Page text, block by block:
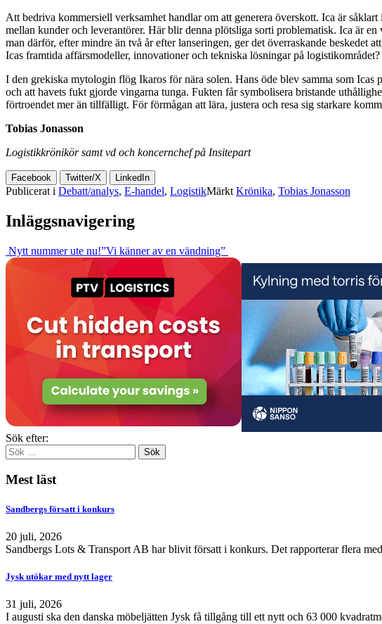
Att bedriva kommersiell verksamhet handlar om att generera överskott. Ica är
mellan kunder och leverantörer. Här blir denna plötsliga sorti problematisk. Ica är
man därför, efter mindre än två år efter lanseringen, ger det överraskande beskedet
Icas framtida affärsmodeller, innovationer och tekniska lösningar på logistikområdet?
I den grekiska mytologin flög Ikaros för nära solen. Hans öde blev samma som
och att havets fukt gjorde vingarna tunga. Fukten får symbolisera bristande
förtroendet mer än tillfälligt. För förmågan att lära, justera och resa sig starkare
Tobias Jonasson
Logistikkrönikör samt vd och koncernchef på Insitepart
Facebook Twitter/X LinkedIn
Publicerat i Debatt/analys, E-handel, LogistikMärkt Krönika, Tobias Jonasson
Inläggsnavigering
Nytt nummer ute nu!”Vi känner av en vändning”
Sök efter:
Mest läst
Sandbergs försatt i konkurs
20 juli, 2026
Sandbergs Lots & Transport AB har blivit försatt i konkurs. Det rapporterar flera
Jysk utökar med nytt lager
31 juli, 2026
I augusti ska den danska möbeljätten Jysk få tillgång till ett nytt och 63 000